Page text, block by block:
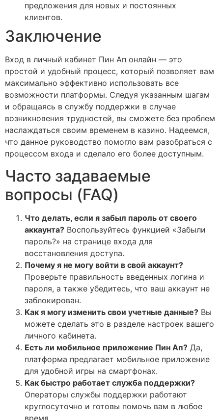
предложения для новых и постоянных
клиентов.
Заключение
Вход в личный кабинет Пин Ап онлайн — это
простой и удобный процесс, который позволяет вам
максимально эффективно использовать все
возможности платформы. Следуя указанным шагам
и обращаясь в службу поддержки в случае
возникновения трудностей, вы сможете без проблем
наслаждаться своим временем в казино. Надеемся,
что данное руководство помогло вам разобраться с
процессом входа и сделало его более доступным.
Часто задаваемые
вопросы (FAQ)
Что делать, если я забыл пароль от своего
аккаунта? Воспользуйтесь функцией «Забыли
пароль?» на странице входа для
восстановления доступа.
Почему я не могу войти в свой аккаунт?
Проверьте правильность введенных логина и
пароля, а также убедитесь, что ваш аккаунт не
заблокирован.
Как я могу изменить свои учетные данные? Вы
можете сделать это в разделе настроек вашего
личного кабинета.
Есть ли мобильное приложение Пин Ап? Да,
платформа предлагает мобильное приложение
для удобной игры на смартфонах.
Как быстро работает служба поддержки?
Операторы службы поддержки работают
круглосуточно и готовы помочь вам в любое
время.